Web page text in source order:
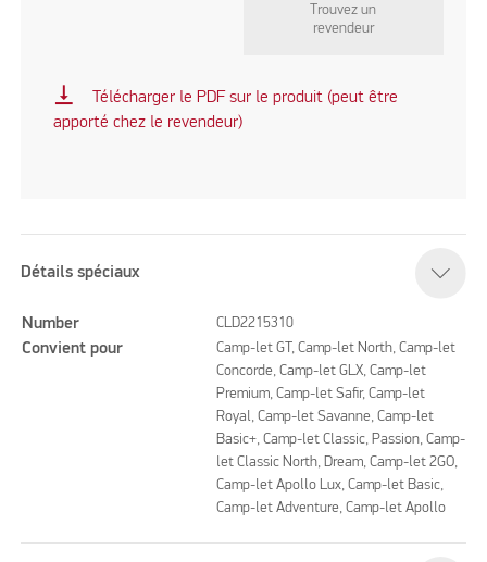
Trouvez un
revendeur
vertical_align_bottom
Télécharger le PDF sur le produit (peut être
apporté chez le revendeur)
Détails spéciaux
Number CLD2215310
Convient pour
Camp-let GT, Camp-let North, Camp-let
Concorde, Camp-let GLX, Camp-let
Premium, Camp-let Safir, Camp-let
Royal, Camp-let Savanne, Camp-let
Basic+, Camp-let Classic, Passion, Camp-
let Classic North, Dream, Camp-let 2GO,
Camp-let Apollo Lux, Camp-let Basic,
Camp-let Adventure, Camp-let Apollo